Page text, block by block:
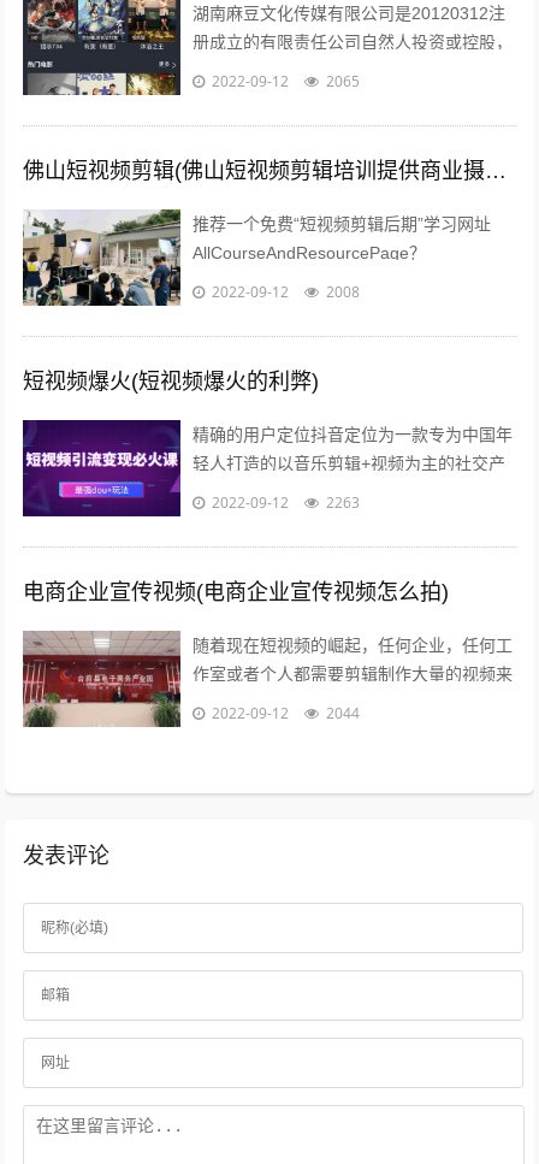
湖南麻豆文化传媒有限公司是20120312注
册成立的有限责任公司自然人投资或控股，
注册地址位于长沙市望城区高塘岭街道高塘
2022-09-12 2065
佛山短视频剪辑(佛山短视频剪辑培训提供商业摄影培训服务)
推荐一个免费“短视频剪辑后期”学习网址
AllCourseAndResourcePage？
type=1tagid=313zdhhr11y04r301...
2022-09-12 2008
短视频爆火(短视频爆火的利弊)
精确的用户定位抖音定位为一款专为中国年
轻人打造的以音乐剪辑+视频为主的社交产
品，迎合年轻群体碎片化的观看需求，满足
2022-09-12 2263
电商企业宣传视频(电商企业宣传视频怎么拍)
随着现在短视频的崛起，任何企业，任何工
作室或者个人都需要剪辑制作大量的视频来
包装品牌，发抖音，发朋友圈，发淘宝等自
2022-09-12 2044
发表评论